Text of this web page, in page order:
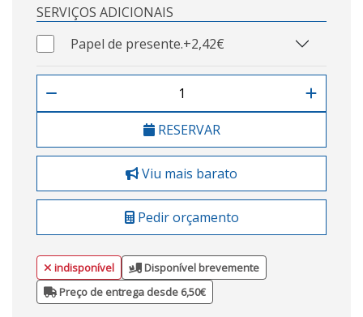
SERVIÇOS ADICIONAIS
Papel de presente.+2,42€
RESERVAR
Viu mais barato
Pedir orçamento
indisponível
Disponível brevemente
Preço de entrega desde 6,50€